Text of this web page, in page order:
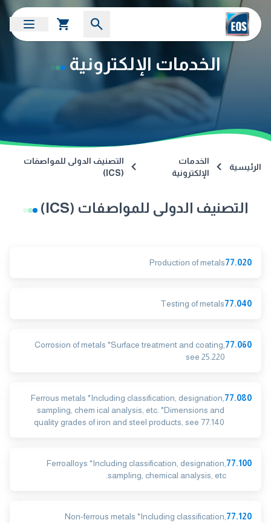
الخدمات الإلكترونية
الرئيسية
الخدمات
الإلكترونية
التصنيف الدولى للمواصفات
(ICS)
التصنيف الدولى للمواصفات (ICS)
77.020
Production of metals
77.040
Testing of metals
77.060
Corrosion of metals *Surface treatment and coating,
see 25.220
77.080
Ferrous metals *Including classification, designation,
sampling, chem ical analysis, etc. *Dimensions and
quality grades of iron and steel products, see 77.140
77.100
Ferroalloys *Including classification, designation,
sampling, chemical analysis, etc.
77.120
Non-ferrous metals *Including classification,